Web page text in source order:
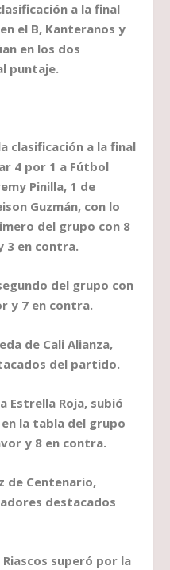
a la final
el B, Kanteranos y
en los dos
puntaje.
clasificación a la final
4 por 1 a Fútbol
Pinilla, 1 de
Guzmán, con lo
del grupo con 8
3 en contra.
del grupo con
y 7 en contra.
de Cali Alianza,
del partido.
Estrella Roja, subió
la tabla del grupo
y 8 en contra.
de Centenario,
destacados
superó por la